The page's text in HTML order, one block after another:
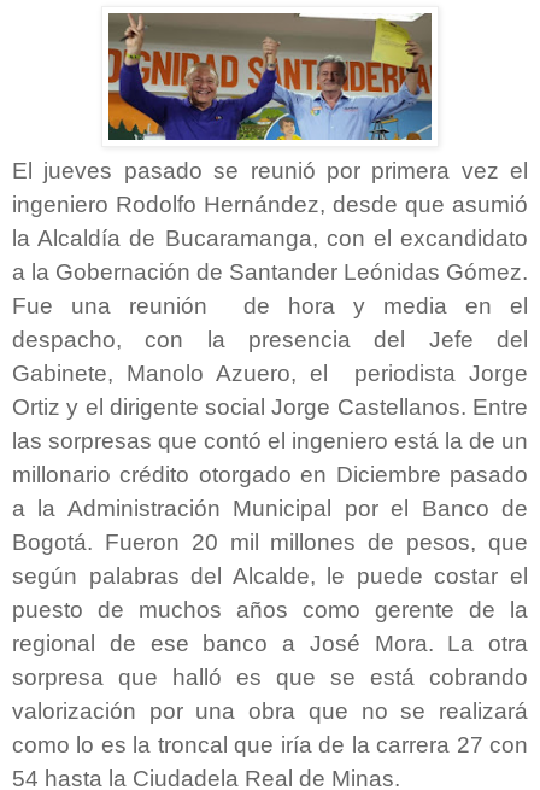
El jueves pasado se reunió por primera vez el
ingeniero Rodolfo Hernández, desde que asumió
la Alcaldía de Bucaramanga, con el excandidato
a la Gobernación de Santander Leónidas Gómez.
Fue una reunión de hora y media en el
despacho, con la presencia del Jefe del
Gabinete, Manolo Azuero, el periodista Jorge
Ortiz y el dirigente social Jorge Castellanos. Entre
las sorpresas que contó el ingeniero está la de un
millonario crédito otorgado en Diciembre pasado
a la Administración Municipal por el Banco de
Bogotá. Fueron 20 mil millones de pesos, que
según palabras del Alcalde, le puede costar el
puesto de muchos años como gerente de la
regional de ese banco a José Mora. La otra
sorpresa que halló es que se está cobrando
valorización por una obra que no se realizará
como lo es la troncal que iría de la carrera 27 con
54 hasta la Ciudadela Real de Minas.